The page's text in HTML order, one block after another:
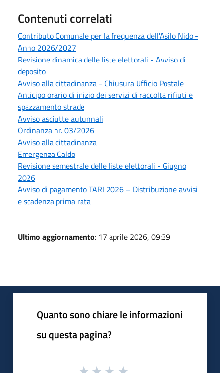
Contenuti correlati
Contributo Comunale per la frequenza dell'Asilo Nido -
Anno 2026/2027
Revisione dinamica delle liste elettorali - Avviso di
deposito
Avviso alla cittadinanza - Chiusura Ufficio Postale
Anticipo orario di inizio dei servizi di raccolta rifiuti e
spazzamento strade
Avviso asciutte autunnali
Ordinanza nr. 03/2026
Avviso alla cittadinanza
Emergenza Caldo
Revisione semestrale delle liste elettorali - Giugno
2026
Avviso di pagamento TARI 2026 – Distribuzione avvisi
e scadenza prima rata
Ultimo aggiornamento: 17 aprile 2026, 09:39
Quanto sono chiare le informazioni
su questa pagina?